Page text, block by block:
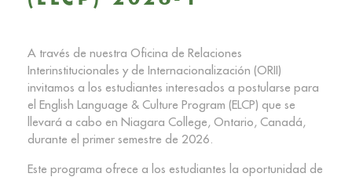
A través de nuestra Oficina de Relaciones
Interinstitucionales y de Internacionalización (ORII)
invitamos a los estudiantes interesados a postularse para
el English Language & Culture Program (ELCP) que se
llevará a cabo en Niagara College, Ontario, Canadá,
durante el primer semestre de 2026.
Este programa ofrece a los estudiantes la oportunidad de